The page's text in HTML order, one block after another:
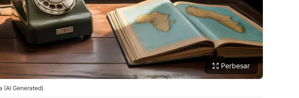
Perbesar
(AI Generated)